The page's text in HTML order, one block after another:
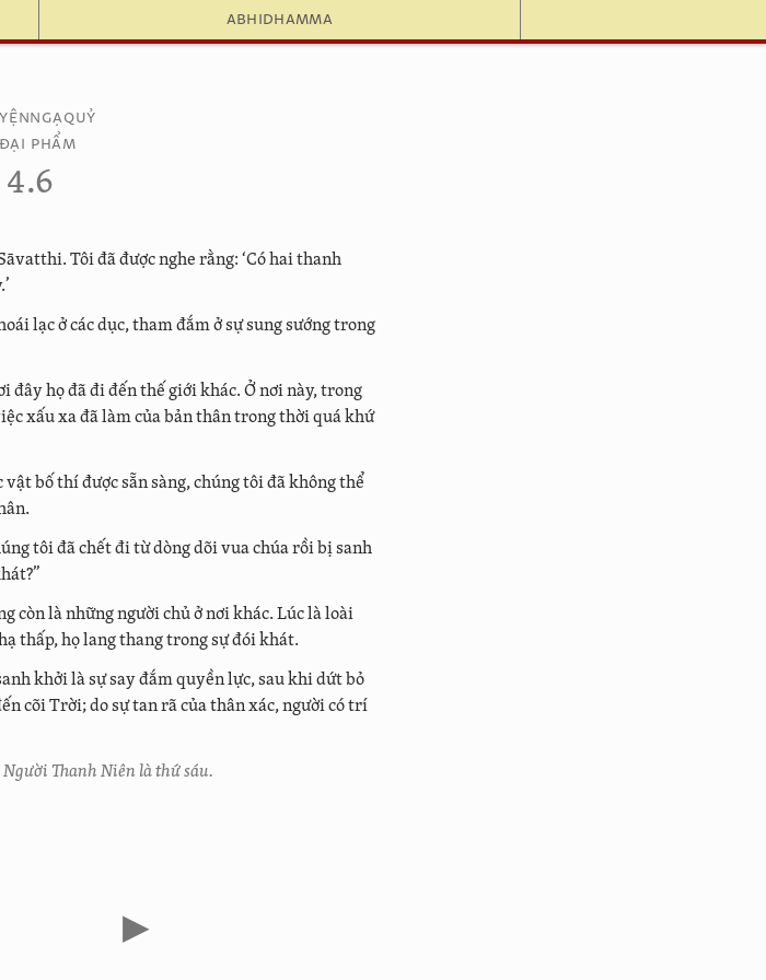
Abhidhamma
PHẨM
4.6
Tôi đã được nghe rằng: ‘Có hai thanh
lạc ở các dục, tham đắm ở sự sung sướng trong
đây họ đã đi đến thế giới khác. Ở nơi này, trong
xấu xa đã làm của bản thân trong thời quá khứ
bố thí được sẵn sàng, chúng tôi đã không thể
tôi đã chết đi từ dòng dõi vua chúa rồi bị sanh
còn là những người chủ ở nơi khác. Lúc là loài
thấp, họ lang thang trong sự đói khát.
khởi là sự say đắm quyền lực, sau khi dứt bỏ
cõi Trời; do sự tan rã của thân xác, người có trí
Thanh Niên là thứ sáu.
▶